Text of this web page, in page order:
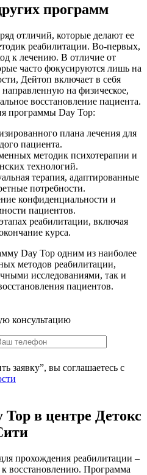
программ
отличий, которые делают ее
реабилитации. Во-первых,
к лечению. В отличие от
часто фокусируются лишь на
Дейтоп включает в себя
на физическое,
восстановление пациента.
программы Day Top:
плана лечения для
пациента.
методик психотерапии и
технологий.
терапия, адаптированные
потребности.
конфиденциальности и
пациентов.
реабилитации, включая
курса.
Day Top одним из наиболее
методов реабилитации,
исследованиями, так и
пациентов.
консультацию
заявку”, вы соглашаетесь с
в центре Детокс
прохождения реабилитации –
восстановлению. Программа